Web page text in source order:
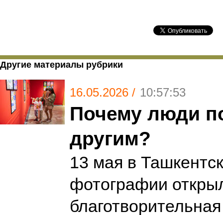
Другие материалы рубрики
16.05.2026 / 10:57:53
Почему люди
другим?
13 мая в
фотографии